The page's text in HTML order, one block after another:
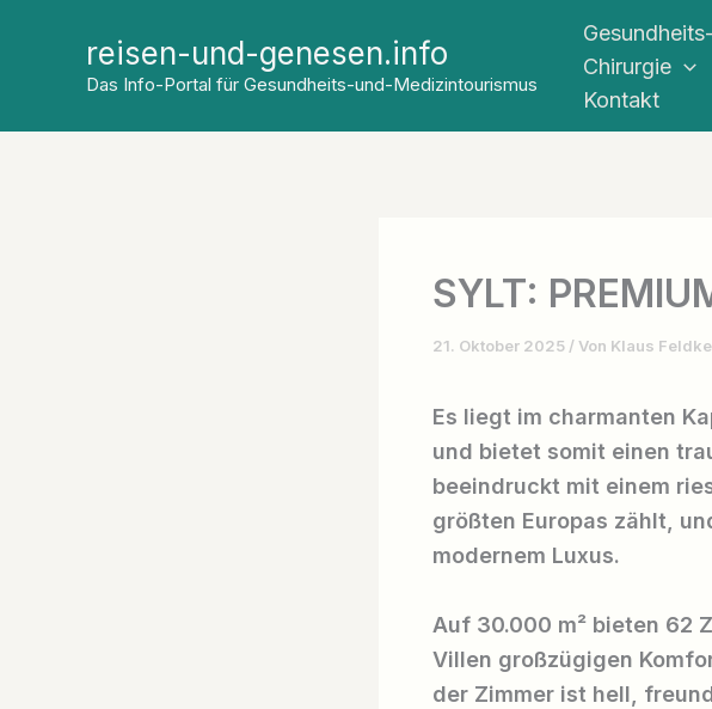
reisen-und-genesen.info
Das Info-Portal für Gesundheits-und-Medizintourismus
Chirurgie
Kontakt
SYLT:
21. Oktober 2025 / Von Klaus
Es liegt im charmanten
und bietet somit einen
beeindruckt mit einem
größten Europas zählt,
modernem Luxus.
Auf 30.000 m² bieten 62
Villen großzügigen
der Zimmer ist hell,